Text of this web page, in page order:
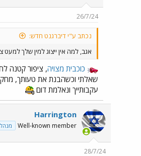
26/7/24
נכתב ע"י דיברגנט חדש:
אגב, למה אין ייצוג למין שלך
כוכבית מצויה, ציפור קטנה
שאלתי וכשהבנת את טעותך,
עקבותייך ונאלמת דום
Harrington
Well-known member מנהל
28/7/24